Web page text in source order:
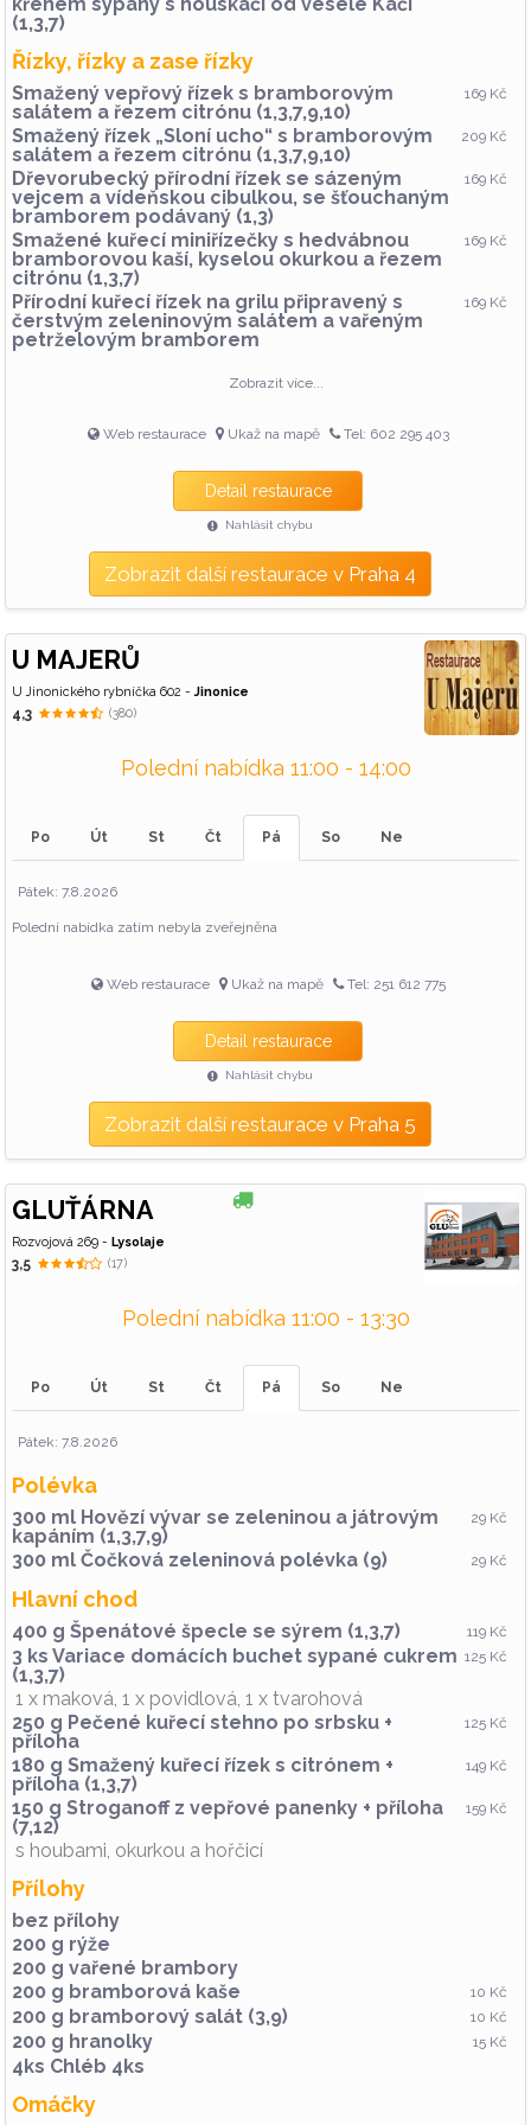
(1,3,7)
Řízky, řízky a zase řízky
Smažený vepřový řízek s bramborovým
salátem a řezem citrónu (1,3,7,9,10)
169 Kč
Smažený řízek „Sloní ucho“ s bramborovým
salátem a řezem citrónu (1,3,7,9,10)
209 Kč
Dřevorubecký přírodní řízek se sázeným
vejcem a vídeňskou cibulkou, se šťouchaným
bramborem podávaný (1,3)
169 Kč
Smažené kuřecí miniřízečky s hedvábnou
bramborovou kaší, kyselou okurkou a řezem
citrónu (1,3,7)
169 Kč
Přírodní kuřecí řízek na grilu připravený s
čerstvým zeleninovým salátem a vařeným
petrželovým bramborem
169 Kč
zavařeninou, obalená v sekaných oříškách
Zobrazit více...
Web restaurace Ukaž na mapě Tel: 602 295 403
Detail restaurace
Nahlásit chybu
Zobrazit další restaurace v Praha 4
U MAJERŮ
U Jinonického rybníčka 602 -Jinonice
4,3 (380)
Polední nabídka 11:00 - 14:00
Po Út St Čt Pá So Ne
Pátek: 7.8.2026
Polední nabídka zatím nebyla zveřejněna
Web restaurace Ukaž na mapě Tel: 251 612 775
Detail restaurace
Nahlásit chybu
Zobrazit další restaurace v Praha 5
GLUŤÁRNA
Rozvojová 269 - Lysolaje
3,5 (17)
Polední nabídka 11:00 - 13:30
Po Út St Čt Pá So Ne
Pátek: 7.8.2026
Polévka
300 ml Hovězí vývar se zeleninou a játrovým
kapáním (1,3,7,9)
29 Kč
300 ml Čočková zeleninová polévka (9) 29 Kč
Hlavní chod
400 g Špenátové špecle se sýrem (1,3,7) 119 Kč
3 ks Variace domácích buchet sypané cukrem
(1,3,7)
125 Kč
1 x maková, 1 x povidlová, 1 x tvarohová
250 g Pečené kuřecí stehno po srbsku +
příloha
125 Kč
180 g Smažený kuřecí řízek s citrónem +
příloha (1,3,7)
149 Kč
150 g Stroganoff z vepřové panenky + příloha
(7,12)
159 Kč
s houbami, okurkou a hořčicí
Přílohy
bez přílohy
200 g rýže
200 g vařené brambory
200 g bramborová kaše
10 Kč
200 g bramborový salát (3,9) 10 Kč
200 g hranolky 15 Kč
4ks Chléb 4ks
Omáčky